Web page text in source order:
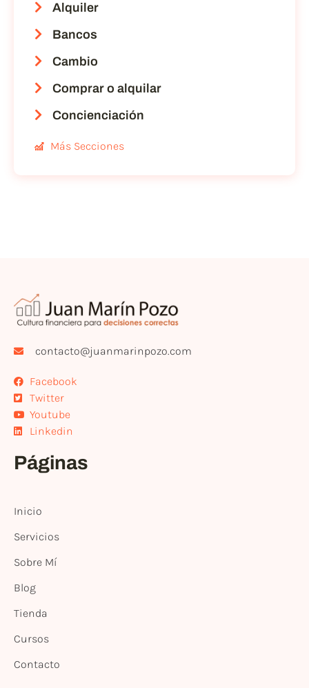
Alquiler
Bancos
Cambio
Comprar o alquilar
Concienciación
Más Secciones
contacto@juanmarinpozo.com
Facebook
Twitter
Youtube
Linkedin
Páginas
Inicio
Servicios
Sobre Mí
Blog
Tienda
Cursos
Contacto